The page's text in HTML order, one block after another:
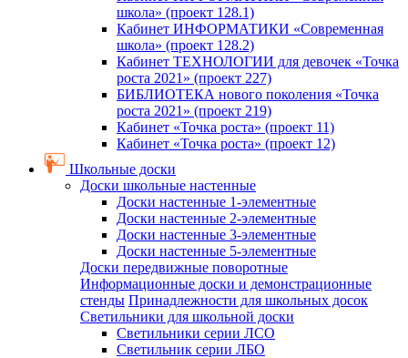
школа» (проект 128.1)
Кабинет ИНФОРМАТИКИ «Современная
школа» (проект 128.2)
Кабинет ТЕХНОЛОГИИ для девочек «Точка
роста 2021» (проект 227)
БИБЛИОТЕКА нового поколения «Точка
роста 2021» (проект 219)
Кабинет «Точка роста» (проект 11)
Кабинет «Точка роста» (проект 12)
Школьные доски
Доски школьные настенные
Доски настенные 1-элементные
Доски настенные 2-элементные
Доски настенные 3-элементные
Доски настенные 5-элементные
Доски передвижные поворотные
Информационные доски и демонстрационные
стенды Принадлежности для школьных досок
Светильники для школьной доски
Светильники серии ЛСО
Светильник серии ЛБО